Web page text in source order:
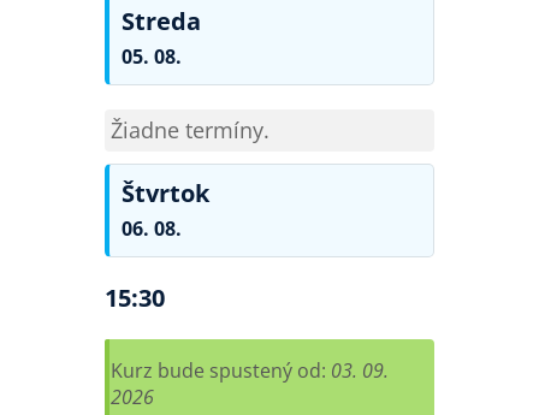
Streda
05. 08.
Žiadne termíny.
Štvrtok
06. 08.
15:30
Kurz bude spustený od: 03. 09.
2026